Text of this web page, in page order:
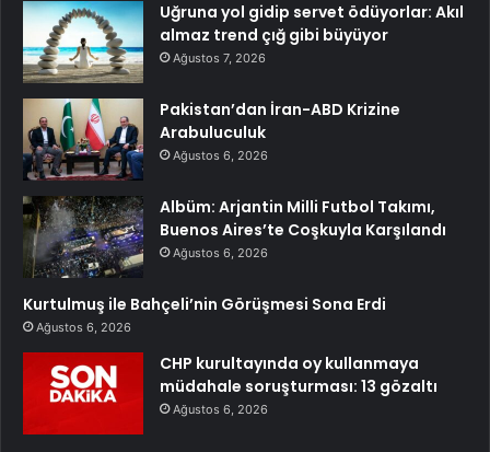
Uğruna yol gidip servet ödüyorlar: Akıl
almaz trend çığ gibi büyüyor
Ağustos 7, 2026
Pakistan’dan İran-ABD Krizine
Arabuluculuk
Ağustos 6, 2026
Albüm: Arjantin Milli Futbol Takımı,
Buenos Aires’te Coşkuyla Karşılandı
Ağustos 6, 2026
Kurtulmuş ile Bahçeli’nin Görüşmesi Sona Erdi
Ağustos 6, 2026
CHP kurultayında oy kullanmaya
müdahale soruşturması: 13 gözaltı
Ağustos 6, 2026